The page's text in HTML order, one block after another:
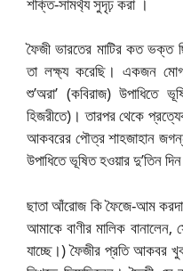
ফৈজী ভারতের মাটির কত ভক্ত
তা লক্ষ্য করেছি। একজন
শু’অরা’ (কবিরাজ) উপাধিতে
হিজরীতে)। তারপর থেকে
আকবরের পৌত্র শাহজাহান
উপাধিতে ভূষিত হওয়ার দু’তিন
ছাতা আঁরোজ কি ফৈজে-আম
আমাকে বাণীর মালিক
যাচ্ছে।)ফৈজীর প্রতি আকবর